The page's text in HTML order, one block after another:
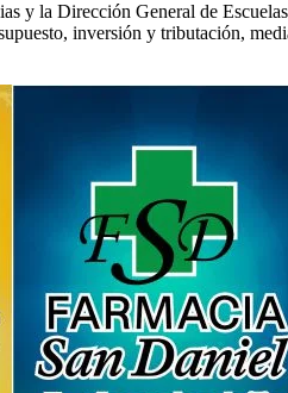
y la Dirección General de
inversión y tributación,